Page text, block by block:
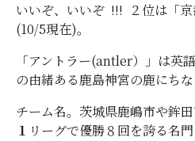
いいぞ、いいぞ !!! ２位は「京
(10/5現在)。
「アントラー(antler）」は英
の由緒ある鹿島神宮の鹿にち
チーム名。茨城県鹿嶋市や鉾
１ リーグで優勝８回を誇る名門